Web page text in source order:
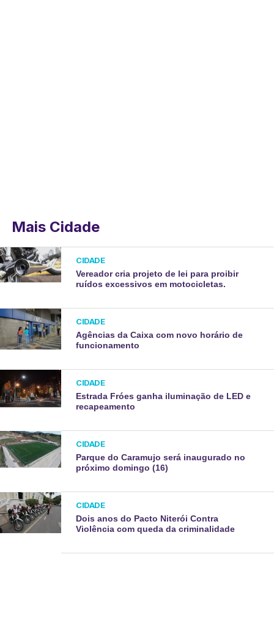
Mais Cidade
CIDADE
Vereador cria projeto de lei para proibir
ruídos excessivos em motocicletas.
CIDADE
Agências da Caixa com novo horário de
funcionamento
CIDADE
Estrada Fróes ganha iluminação de LED e
recapeamento
CIDADE
Parque do Caramujo será inaugurado no
próximo domingo (16)
CIDADE
Dois anos do Pacto Niterói Contra
Violência com queda da criminalidade